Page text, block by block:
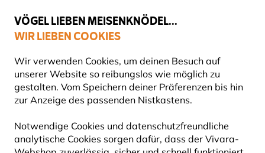
VÖGEL LIEBEN MEISENKNÖDEL...
WIR LIEBEN COOKIES
Wir verwenden Cookies, um deinen Besuch auf
unserer Website so reibungslos wie möglich zu
gestalten. Vom Speichern deiner Präferenzen bis hin
zur Anzeige des passenden Nistkastens.
Notwendige Cookies und datenschutzfreundliche
analytische Cookies sorgen dafür, dass der Vivara-
Top-bewertet in 11 Ländern
Gratis Versand ab 49 €
Vogelfutter Fettfutter für Vögel
10% RABATT